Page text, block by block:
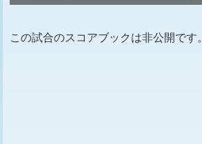
この試合のスコアブックは非公開です。